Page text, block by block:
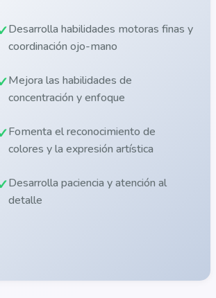
Desarrolla habilidades motoras finas y
coordinación ojo-mano
Mejora las habilidades de
concentración y enfoque
Fomenta el reconocimiento de
colores y la expresión artística
Desarrolla paciencia y atención al
detalle